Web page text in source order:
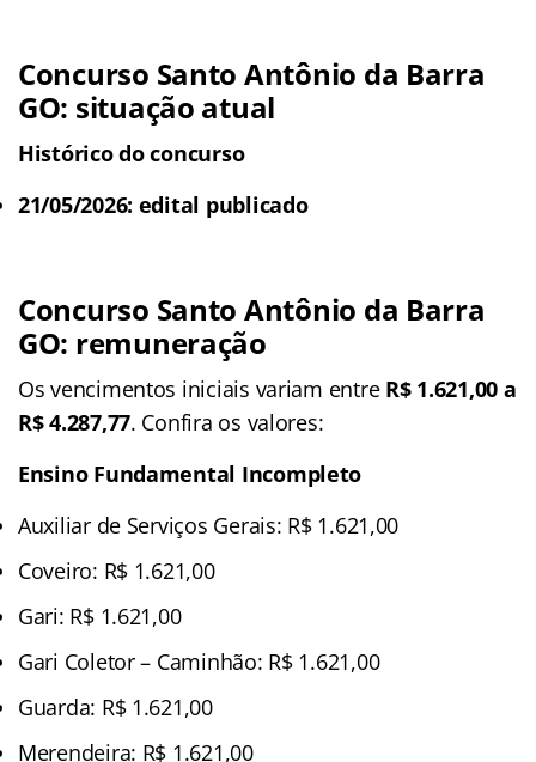
Concurso Santo Antônio da Barra
GO: situação atual
Histórico do concurso
21/05/2026: edital publicado
Concurso Santo Antônio da Barra
GO: remuneração
Os vencimentos iniciais variam entre R$ 1.621,00 a
R$ 4.287,77. Confira os valores:
Ensino Fundamental Incompleto
Auxiliar de Serviços Gerais: R$ 1.621,00
Coveiro: R$ 1.621,00
Gari: R$ 1.621,00
Gari Coletor – Caminhão: R$ 1.621,00
Guarda: R$ 1.621,00
Merendeira: R$ 1.621,00